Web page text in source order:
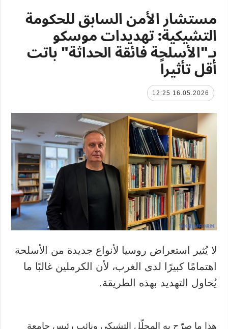
مستشار الأمن السابق للحكومة
التشيكية: تهديدات موسكو
بـ"الأسلحة فائقة الحداثة" باتت
أقل تأثيراً
16.05.2026 12:25
لا يُثير استعراض روسيا لأنواع جديدة من الأسلحة
اهتمامًا كبيرًا لدى الغرب، لأن الكرملين غالبًا ما
يُحاول التهديد بهذه الطريقة.
هذا ما صرّح به المحلّل التشيكي ونائب رئيس جامعة